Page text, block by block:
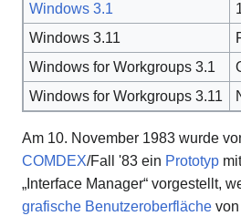
Windows 3.1
Windows 3.11
Windows for Workgroups 3.1
Windows for Workgroups 3.11
Am 10. November 1983 wurde
COMDEX/Fall '83 ein Prototyp
„Interface Manager“ vorgestellt,
grafische Benutzeroberfläche